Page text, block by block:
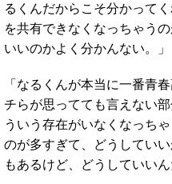
るくんだからこそ分かって
を共有できなくなっちゃう
いいのかよく分かんない。」
「なるくんが本当に一番青
チらが思ってても言えない
ういう存在がいなくなっち
のが多すぎて、どうしてい
もあるけど、どうしていい